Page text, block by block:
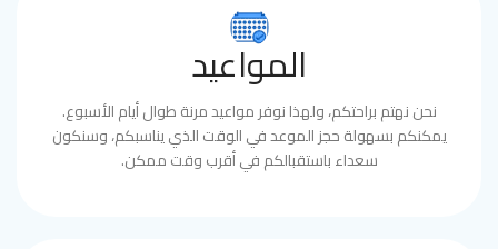
المواعيد
نحن نهتم براحتكم، ولهذا نوفر مواعيد مرنة طوال أيام الأسبوع.
يمكنكم بسهولة حجز الموعد في الوقت الذي يناسبكم، وسنكون
سعداء باستقبالكم في أقرب وقت ممكن.